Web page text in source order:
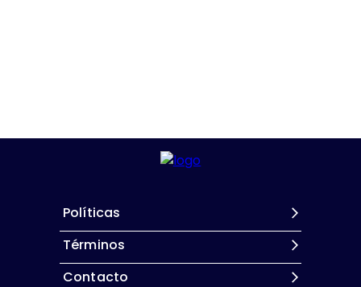
Políticas
Términos
Contacto